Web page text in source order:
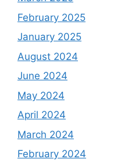
February 2025
January 2025
August 2024
June 2024
May 2024
April 2024
March 2024
February 2024